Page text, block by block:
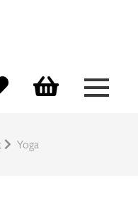
Menü
Yoga